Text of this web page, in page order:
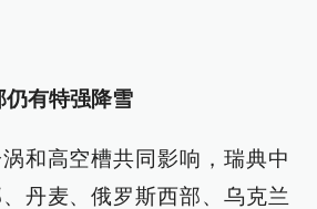
仍有特强降雪
和高空槽共同影响，瑞典中
丹麦、俄罗斯西部、乌克兰